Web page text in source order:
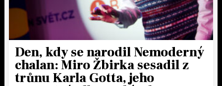
Den, kdy se narodil Nemoderný
chalan: Miro Žbirka sesadil z
trůnu Karla Gotta, jeho